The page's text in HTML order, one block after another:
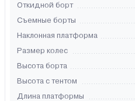
Откидной борт
Съемные борты
Наклонная платформа
Размер колес
Высота борта
Высота с тентом
Длина платформы